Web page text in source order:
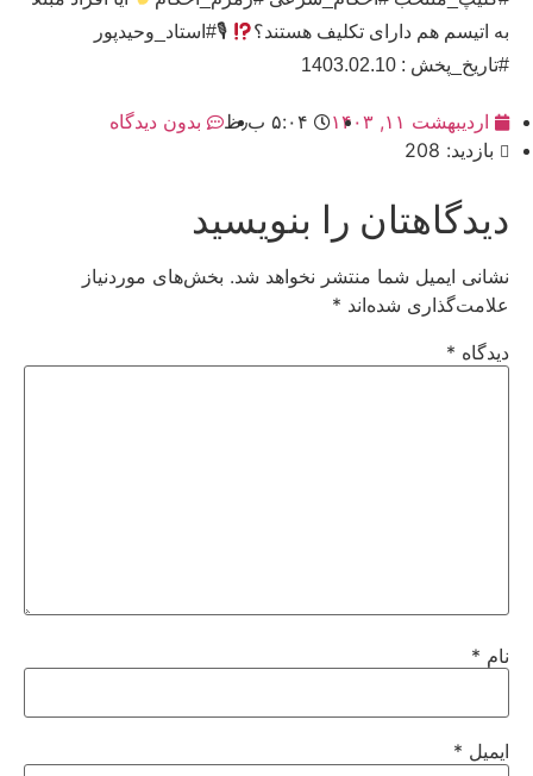
به اتیسم هم دارای تکلیف هستند؟
🎙#استاد_وحیدپور
#تاریخ_پخش : 1403.02.10
اردیبهشت ۱۱, ۱۴۰۳ ۵:۰۴ ب٫ظ
بدون دیدگاه
بازدید: 208
دیدگاهتان را بنویسید
نشانی ایمیل شما منتشر نخواهد شد. بخش‌های موردنیاز
علامت‌گذاری شده‌اند *
دیدگاه *
نام *
ایمیل *